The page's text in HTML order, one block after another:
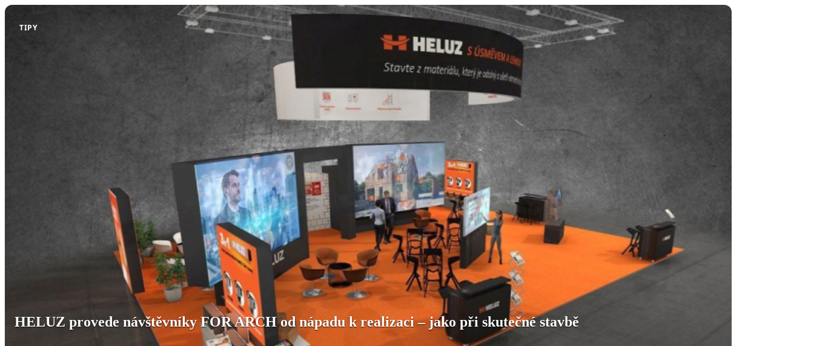
TIPY
HELUZ provede návštěvníky FOR ARCH od nápadu k realizaci – jako při skutečné stavbě